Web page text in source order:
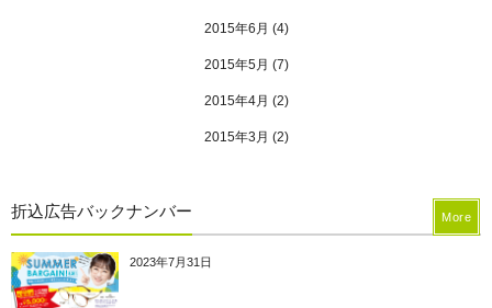
2015年6月 (4)
2015年5月 (7)
2015年4月 (2)
2015年3月 (2)
折込広告バックナンバー
2023年7月31日
More